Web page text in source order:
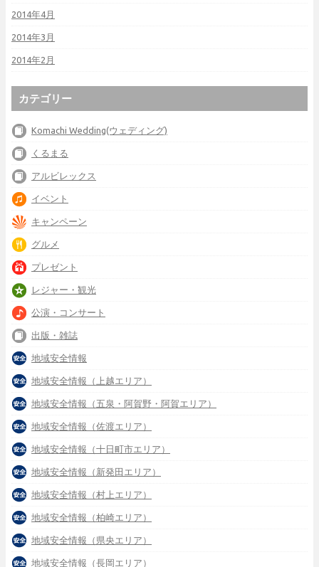
2014年4月
2014年3月
2014年2月
カテゴリー
Komachi Wedding(ウェディング)
くるまる
アルビレックス
イベント
キャンペーン
グルメ
プレゼント
レジャー・観光
公演・コンサート
出版・雑誌
地域安全情報
地域安全情報（上越エリア）
地域安全情報（五泉・阿賀野・阿賀エリア）
地域安全情報（佐渡エリア）
地域安全情報（十日町市エリア）
地域安全情報（新発田エリア）
地域安全情報（村上エリア）
地域安全情報（柏崎エリア）
地域安全情報（県央エリア）
地域安全情報（長岡エリア）